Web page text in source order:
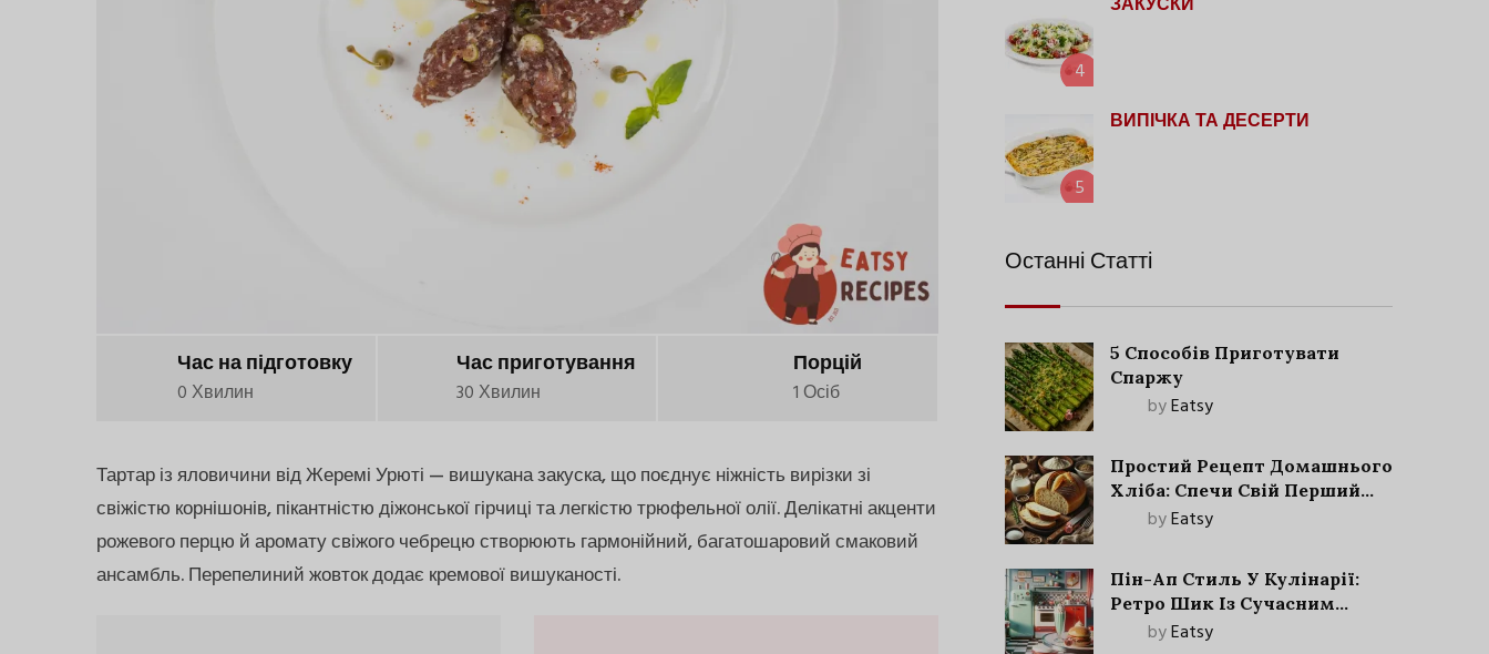
Час на підготовку
0 Хвилин
Час приготування
30 Хвилин
Порцій
1 Осіб
Тартар із яловичини від Жеремі Урюті — вишукана закуска, що поєднує ніжність вирізки зі
свіжістю корнішонів, пікантністю діжонської гірчиці та легкістю трюфельної олії. Делікатні акценти
рожевого перцю й аромату свіжого чебрецю створюють гармонійний, багатошаровий смаковий
ансамбль. Перепелиний жовток додає кремової вишуканості.
4
ЗАКУСКИ
5
ВИПІЧКА ТА ДЕСЕРТИ
Останні Статті
5 Способів Приготувати
Спаржу
byEatsy
Простий Рецепт Домашнього
Хліба: Спечи Свій Перший
Запашний Хліб!
byEatsy
Пін-Ап Стиль У Кулінарії:
Ретро Шик Із Сучасним
Акцентом
byEatsy